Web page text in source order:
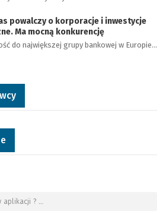
powalczy o korporacje i inwestycje
Ma mocną konkurencję
do największej grupy bankowej w Europie…
aplikacji ? …